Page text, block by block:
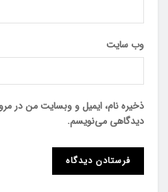
وب‌ سایت
ذخیره نام، ایمیل و وبسایت من در
دیدگاهی می‌نویسم.